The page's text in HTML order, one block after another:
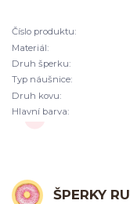
Číslo produktu:
Materiál:
Druh šperku:
Typ náušnice:
Druh kovu:
Hlavní barva:
ŠPERKY